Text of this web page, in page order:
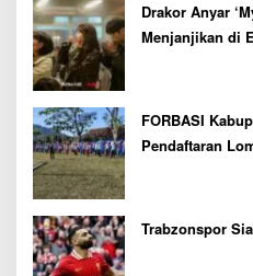
Drakor Anyar
Menjanjikan di
FORBASI
Pendaftaran
Trabzonspor